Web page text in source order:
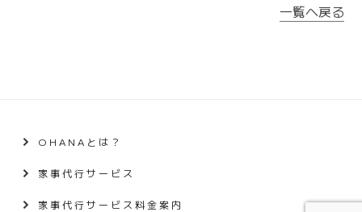
一覧へ戻る
OHANAとは？
家事代行サービス
家事代行サービス料金案内